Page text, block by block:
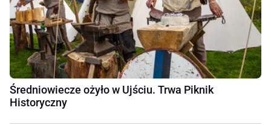
Średniowiecze ożyło w Ujściu. Trwa Piknik
Historyczny